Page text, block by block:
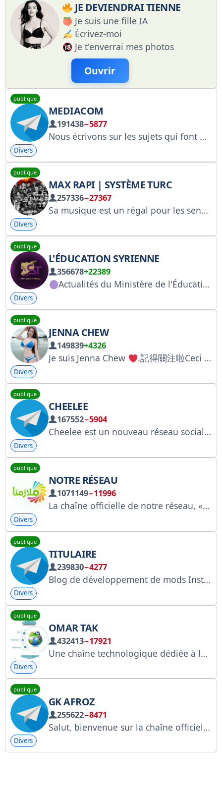
JE DEVIENDRAI TIENNE
Je suis une fille IA
Écrivez-moi
Je t'enverrai mes photos
Ouvrir
publique
MEDIACOM
191438−5877
Nous écrivons sur les sujets qui font parler les médias, le marketing et Internet. Publicité : @maon_man, @Alivian, @alfapolo. Commentaires : @mediacomabot. Inscription auprès de Roskomnadzor : https://clck.ru/3Nhnkn
Divers
publique
MAX RAPI | SYSTÈME TURC
257336−27367
Sa musique est un régal pour les sens.
Divers
publique
L'ÉDUCATION SYRIENNE
356678+22389
Actualités du Ministère de l'Éducation #Source_de_Fiabilité Baccalauréat | Classe de 3e | Universités | Jours fériés | Décisions
Divers
publique
JENNA CHEW
149839+4326
Je suis Jenna Chew .記得關注啦Ceci est mon groupe de fans
Divers
publique
CHEELEE
167552−5904
Cheelee est un nouveau réseau social qui vous permet de gagner de l'argent en regardant du contenu !
Divers
publique
NOTRE RÉSEAU
1071149−11996
La chaîne officielle de notre réseau, « Malazimna », propose tout ce dont un étudiant a besoin. Chaîne officielle des résultats : @iqresults
Divers
publique
TITULAIRE
239830−4277
Blog de développement de mods Instagram magnifiques et puissants : @thedise Site web : thedise.me/instander Faire un don : thedise.me/donuts Publicités : @the_dise — — — reddit.com/r/Instander — — — Créé
Divers
publique
OMAR TAK
432413−17921
Une chaîne technologique dédiée à la publication de sujets technologiques, d'applications exceptionnelles et de tutoriels techniques.
Divers
publique
GK AFROZ
255622−8471
Salut, bienvenue sur la chaîne officielle Gk Afroz ! Ici, vous trouverez les meilleures applications pour gagner de l'argent et du contenu lié aux jeux. Avertissement : je suis le seul propriétaire de cette chaîne. Toutes les autres chaînes portant mon nom sont fausses. Soyez vigilants !
Divers